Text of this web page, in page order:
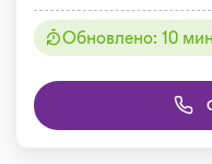
Обновлено: 10